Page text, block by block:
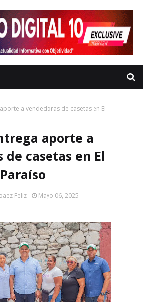
aporte a vendedoras de casetas en El
aporte a
de casetas en El
Feliz Mayo 06, 2025